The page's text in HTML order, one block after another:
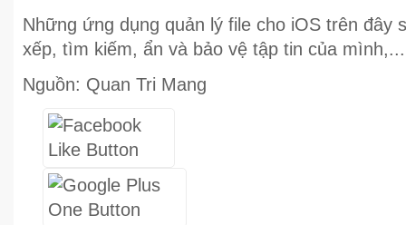
Những ứng dụng quản lý file cho iOS trên đây
xếp, tìm kiếm, ẩn và bảo vệ tập tin của
Nguồn: Quan Tri Mang